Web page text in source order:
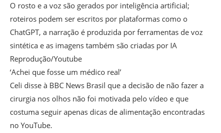
O rosto e a voz são gerados por inteligência artificial;
roteiros podem ser escritos por plataformas como o
ChatGPT, a narração é produzida por ferramentas de voz
sintética e as imagens também são criadas por IA
Reprodução/Youtube
‘Achei que fosse um médico real’
Celi disse à BBC News Brasil que a decisão de não fazer a
cirurgia nos olhos não foi motivada pelo vídeo e que
costuma seguir apenas dicas de alimentação encontradas
no YouTube.